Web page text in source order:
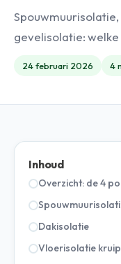
gevelisolatie:
24 februari 2026 4
Inhoud
Overzicht: de 4
Dakisolatie
Vloerisolatie